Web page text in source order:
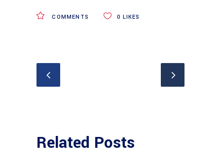
COMMENTS 0 LIKES
Related Posts